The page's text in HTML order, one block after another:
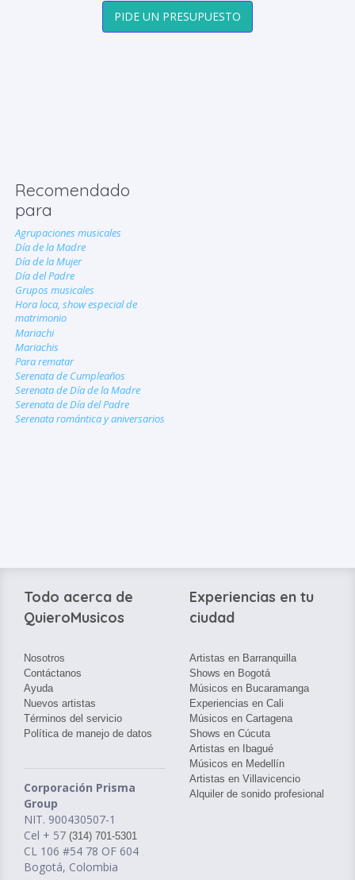
PIDE UN PRESUPUESTO
Recomendado
para
Agrupaciones musicales
Día de la Madre
Día de la Mujer
Día del Padre
Grupos musicales
Hora loca, show especial de
matrimonio
Mariachi
Mariachis
Para rematar
Serenata de Cumpleaños
Serenata de Día de la Madre
Serenata de Día del Padre
Serenata romántica y aniversarios
Todo acerca de
QuieroMusicos
Nosotros
Contáctanos
Ayuda
Nuevos artistas
Términos del servicio
Política de manejo de datos
Corporación Prisma
Group
NIT. 900430507-1
Cel + 57 (314) 701-5301
CL 106 #54 78 OF 604
Bogotá, Colombia
Experiencias en tu
ciudad
Artistas en Barranquilla
Shows en Bogotá
Músicos en Bucaramanga
Experiencias en Cali
Músicos en Cartagena
Shows en Cúcuta
Artistas en Ibagué
Músicos en Medellín
Artistas en Villavicencio
Alquiler de sonido profesional